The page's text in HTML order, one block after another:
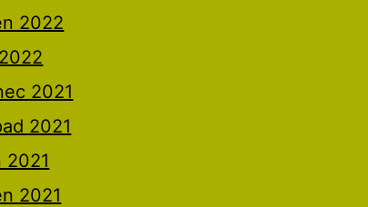
2022
2021
2021
2021
2021